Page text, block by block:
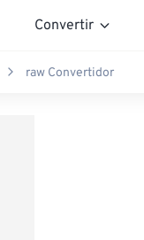
Convertir
raw Convertidor